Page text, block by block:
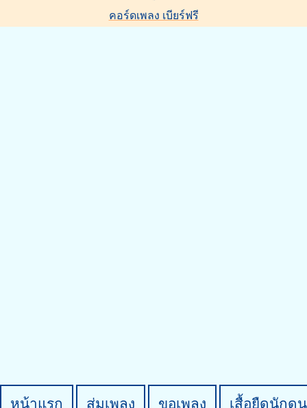
คอร์ดเพลง เบียร์ฟรี
หน้าแรก สุ่มเพลง ขอเพลง เสื้อยืดนักด